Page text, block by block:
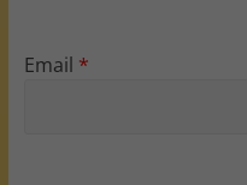
Email *